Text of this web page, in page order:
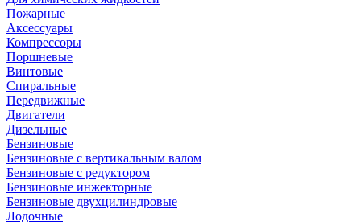
Пожарные
Аксессуары
Компрессоры
Поршневые
Винтовые
Спиральные
Передвижные
Двигатели
Дизельные
Бензиновые
Бензиновые с вертикальным валом
Бензиновые с редуктором
Бензиновые инжекторные
Бензиновые двухцилиндровые
Лодочные